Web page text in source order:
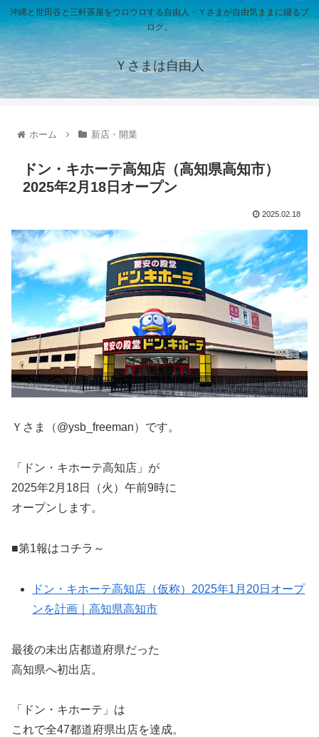
沖縄と世田谷と三軒茶屋をウロウロする自由人・Ｙさまが自由気ままに綴るブ
ログ。
Ｙさまは自由人
ホーム 新店・開業
ドン・キホーテ高知店（高知県高知市）
2025年2月18日オープン
2025.02.18
Ｙさま（@ysb_freeman）です。
「ドン・キホーテ高知店」が
2025年2月18日（火）午前9時に
オープンします。
■第1報はコチラ～
ドン・キホーテ高知店（仮称）2025年1月20日オープ
ンを計画｜高知県高知市
最後の未出店都道府県だった
高知県へ初出店。
「ドン・キホーテ」は
これで全47都道府県出店を達成。